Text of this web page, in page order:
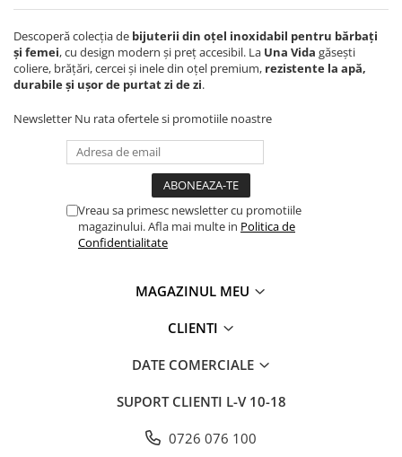
Descoperă colecția de bijuterii din oțel inoxidabil pentru bărbați
și femei, cu design modern și preț accesibil. La Una Vida găsești
coliere, brățări, cercei și inele din oțel premium, rezistente la apă,
durabile și ușor de purtat zi de zi.
Newsletter Nu rata ofertele si promotiile noastre
Vreau sa primesc newsletter cu promotiile
magazinului. Afla mai multe in Politica de
Confidentialitate
MAGAZINUL MEU
CLIENTI
DATE COMERCIALE
SUPORT CLIENTI L-V 10-18
0726 076 100